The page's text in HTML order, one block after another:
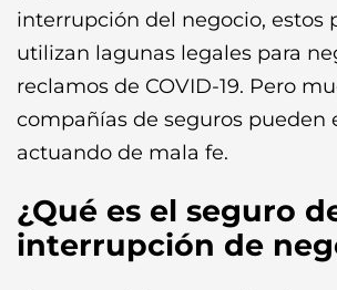
interrupción del negocio, estos
utilizan lagunas legales para
reclamos de COVID-19. Pero
compañías de seguros pueden
actuando de mala fe.
¿Qué es el seguro
interrupción de